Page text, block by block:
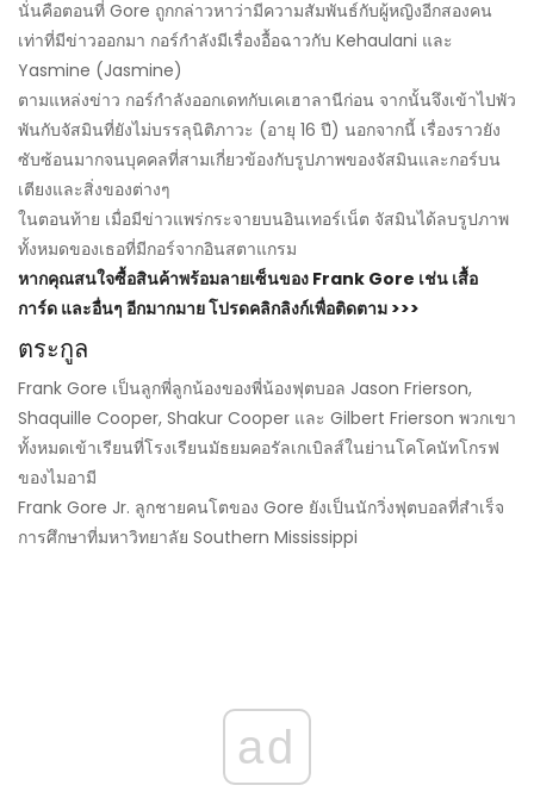
นั่นคือตอนที่ Gore ถูกกล่าวหาว่ามีความสัมพันธ์กับผู้หญิงอีกสองคน
เท่าที่มีข่าวออกมา กอร์กำลังมีเรื่องอื้อฉาวกับ Kehaulani และ
Yasmine (Jasmine)
ตามแหล่งข่าว กอร์กำลังออกเดทกับเคเฮาลานีก่อน จากนั้นจึงเข้าไปพัว
พันกับจัสมินที่ยังไม่บรรลุนิติภาวะ (อายุ 16 ปี) นอกจากนี้ เรื่องราวยัง
ซับซ้อนมากจนบุคคลที่สามเกี่ยวข้องกับรูปภาพของจัสมินและกอร์บน
เตียงและสิ่งของต่างๆ
ในตอนท้าย เมื่อมีข่าวแพร่กระจายบนอินเทอร์เน็ต จัสมินได้ลบรูปภาพ
ทั้งหมดของเธอที่มีกอร์จากอินสตาแกรม
หากคุณสนใจซื้อสินค้าพร้อมลายเซ็นของ Frank Gore เช่น เสื้อ
การ์ด และอื่นๆ อีกมากมาย โปรดคลิกลิงก์เพื่อติดตาม >>>
ตระกูล
Frank Gore เป็นลูกพี่ลูกน้องของพี่น้องฟุตบอล Jason Frierson,
Shaquille Cooper, Shakur Cooper และ Gilbert Frierson พวกเขา
ทั้งหมดเข้าเรียนที่โรงเรียนมัธยมคอรัลเกเบิลส์ในย่านโคโคนัทโกรฟ
ของไมอามี
Frank Gore Jr. ลูกชายคนโตของ Gore ยังเป็นนักวิ่งฟุตบอลที่สำเร็จ
การศึกษาที่มหาวิทยาลัย Southern Mississippi
ad